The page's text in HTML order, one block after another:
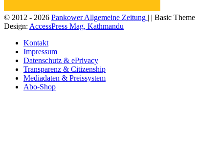
© 2012 - 2026 Pankower Allgemeine Zeitung | | Basic Theme
Design: AccessPress Mag, Kathmandu
Kontakt
Impressum
Datenschutz & ePrivacy
Transparenz & Citizenship
Mediadaten & Preissystem
Abo-Shop